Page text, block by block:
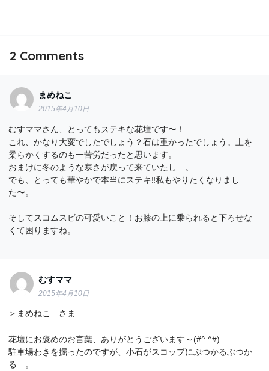
2 Comments
まめねこ
2015年4月10日
むすママさん、とってもステキな花壇です〜！
これ、かなり大変でしたでしょう？石は重かったでしょう。土を
柔らかくするのも一苦労だったと思います。
おまけに冬のような寒さが戻って来ていたし…。
でも、とっても華やかで本当にステキ‼︎私もやりたくなりまし
た〜。
そしてスコムスビの可愛いこと！お膝の上に乗られると下ろせな
くて困りますね。
むすママ
2015年4月10日
＞まめねこ さま
花壇にお褒めのお言葉、ありがとうございます～(#^.^#)
駐車場わきを掘ったのですが、小石がスコップにぶつかるぶつか
る…。